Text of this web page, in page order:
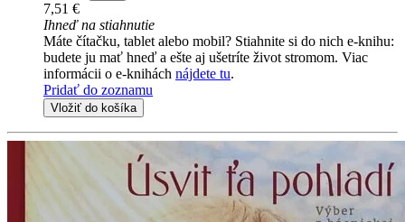
7,51 €
Ihneď na stiahnutie
Máte čítačku, tablet alebo mobil? Stiahnite si do nich e-knihu:
budete ju mať hneď a ešte aj ušetríte život stromom. Viac
informácii o e-knihách nájdete tu.
Pridať do zoznamu
Vložiť do košíka